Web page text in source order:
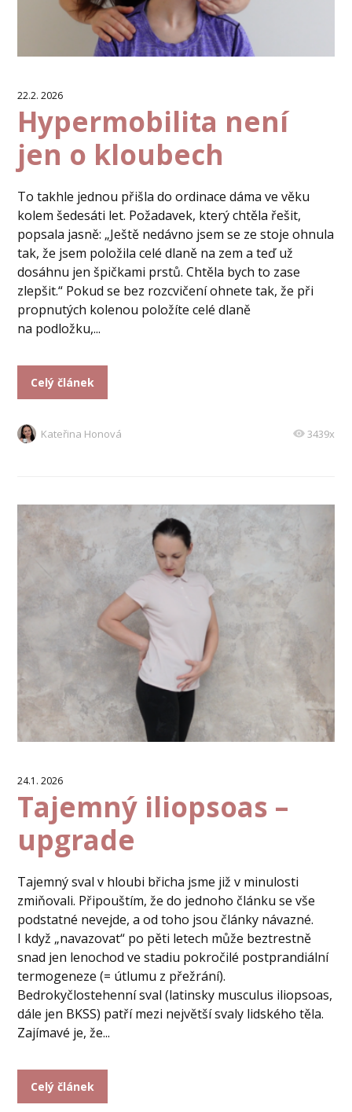
22.2. 2026
Hypermobilita není
jen o kloubech
To takhle jednou přišla do ordinace dáma ve věku
kolem šedesáti let. Požadavek, který chtěla řešit,
popsala jasně: „Ještě nedávno jsem se ze stoje ohnula
tak, že jsem položila celé dlaně na zem a teď už
dosáhnu jen špičkami prstů. Chtěla bych to zase
zlepšit.“ Pokud se bez rozcvičení ohnete tak, že při
propnutých kolenou položíte celé dlaně
na podložku,...
Celý článek
Kateřina Honová 3439x
24.1. 2026
Tajemný iliopsoas –
upgrade
Tajemný sval v hloubi břicha jsme již v minulosti
zmiňovali. Připouštím, že do jednoho článku se vše
podstatné nevejde, a od toho jsou články návazné.
I když „navazovat“ po pěti letech může beztrestně
snad jen lenochod ve stadiu pokročilé postprandiální
termogeneze (= útlumu z přežrání).
Bedrokyčlostehenní sval (latinsky musculus iliopsoas,
dále jen BKSS) patří mezi největší svaly lidského těla.
Zajímavé je, že...
Celý článek